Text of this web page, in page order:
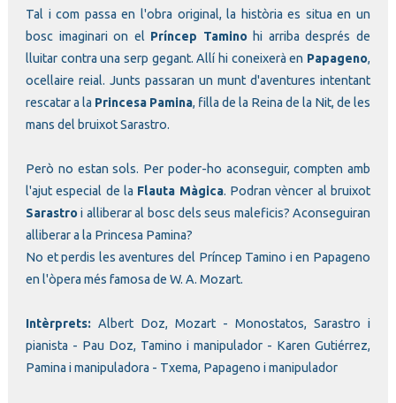
Tal i com passa en l'obra original, la història es situa en un
bosc imaginari on el Príncep Taminohi arriba després de
lluitar contra una serp gegant. Allí hi coneixerà en Papageno,
ocellaire reial. Junts passaran un munt d'aventures intentant
rescatar a la Princesa Pamina, filla de la Reina de la Nit, de les
mans del bruixot Sarastro.
Però no estan sols. Per poder-ho aconseguir, compten amb
l'ajut especial de la Flauta Màgica. Podran vèncer al bruixot
Sarastroi alliberar al bosc dels seus maleficis? Aconseguiran
alliberar a la Princesa Pamina?
No et perdis les aventures del Príncep Tamino i en Papageno
en l'òpera més famosa de W. A. Mozart.
Intèrprets: Albert Doz, Mozart - Monostatos, Sarastro i
pianista - Pau Doz, Tamino i manipulador - Karen Gutiérrez,
Pamina i manipuladora - Txema, Papageno i manipulador